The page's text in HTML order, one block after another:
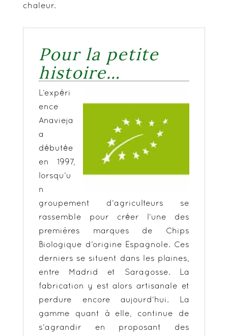
chaleur.
Pour la petite
histoire…
L’expéri
ence
Anavieja
a
débutée
en 1997,
lorsqu’u
n
groupement d’agriculteurs se
rassemble pour créer l’une des
premières marques de Chips
Biologique d’origine Espagnole. Ces
derniers se situent dans les plaines,
entre Madrid et Saragosse. La
fabrication y est alors artisanale et
perdure encore aujourd’hui. La
gamme quant à elle, continue de
s’agrandir en proposant des